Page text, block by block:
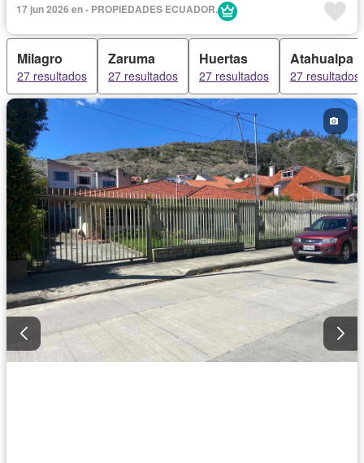
17 jun 2026 en - PROPIEDADES ECUADOR.
Milagro
27 resultados
Zaruma
27 resultados
Huertas
27 resultados
Atahualpa
27 resultados